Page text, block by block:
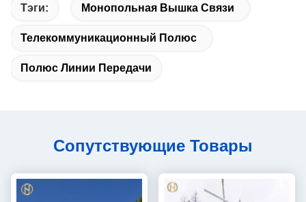
Тэги: Монопольная Вышка Связи
Телекоммуникационный Полюс
Полюс Линии Передачи
Сопутствующие Товары